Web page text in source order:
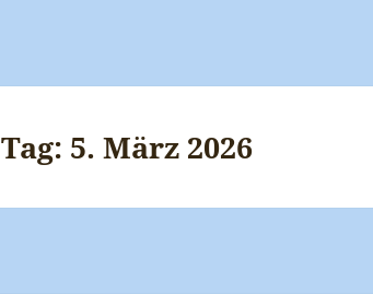
Tag: 5. März 2026